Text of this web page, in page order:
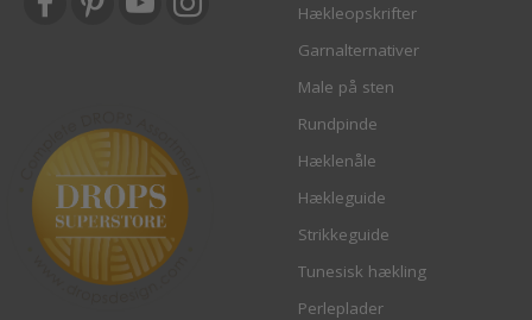
Hækleopskrifter
Garnalternativer
Male på sten
Rundpinde
Hæklenåle
Hækleguide
Strikkeguide
Tunesisk hækling
Perleplader